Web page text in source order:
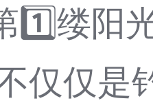
1️⃣缕阳
仅仅是